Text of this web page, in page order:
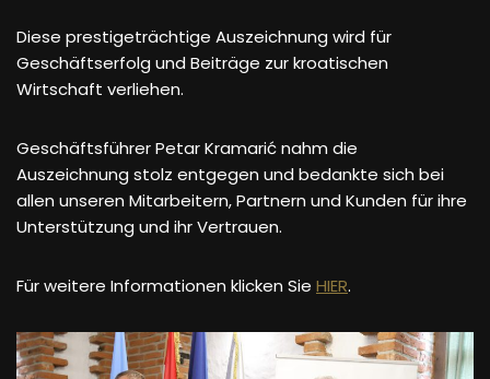
Diese prestigeträchtige Auszeichnung wird für
Geschäftserfolg und Beiträge zur kroatischen
Wirtschaft verliehen.
Geschäftsführer Petar Kramarić nahm die
Auszeichnung stolz entgegen und bedankte sich bei
allen unseren Mitarbeitern, Partnern und Kunden für ihre
Unterstützung und ihr Vertrauen.
Für weitere Informationen klicken Sie HIER.